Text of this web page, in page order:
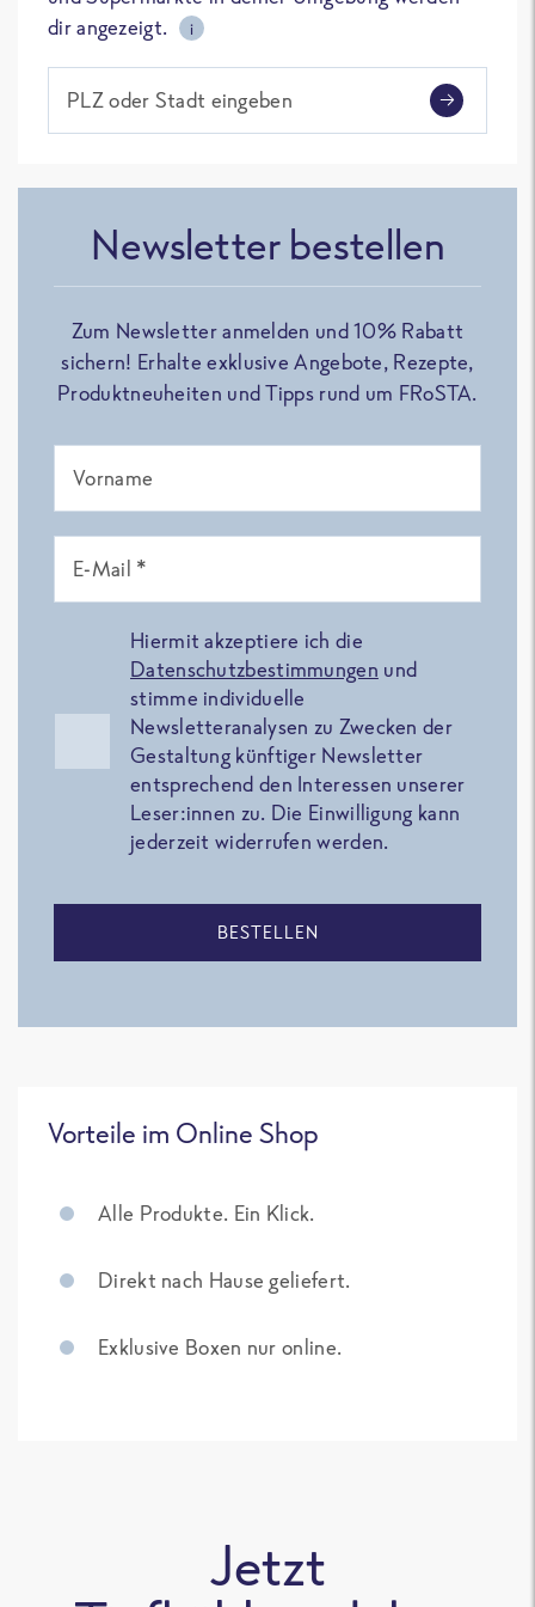
dir angezeigt.
i
PLZ oder Stadt eingeben
Newsletter bestellen
Zum Newsletter anmelden und 10% Rabatt
sichern! Erhalte exklusive Angebote, Rezepte,
Produktneuheiten und Tipps rund um FRoSTA.
Vorname
E-Mail *
Hiermit akzeptiere ich die
Datenschutzbestimmungen und
stimme individuelle
Newsletteranalysen zu Zwecken der
Gestaltung künftiger Newsletter
entsprechend den Interessen unserer
Leser:innen zu. Die Einwilligung kann
jederzeit widerrufen werden.
BESTELLEN
Vorteile im Online Shop
Alle Produkte. Ein Klick.
Direkt nach Hause geliefert.
Exklusive Boxen nur online.
Jetzt